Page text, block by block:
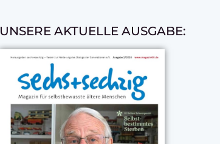
UNSERE AKTUELLE AUSGABE: